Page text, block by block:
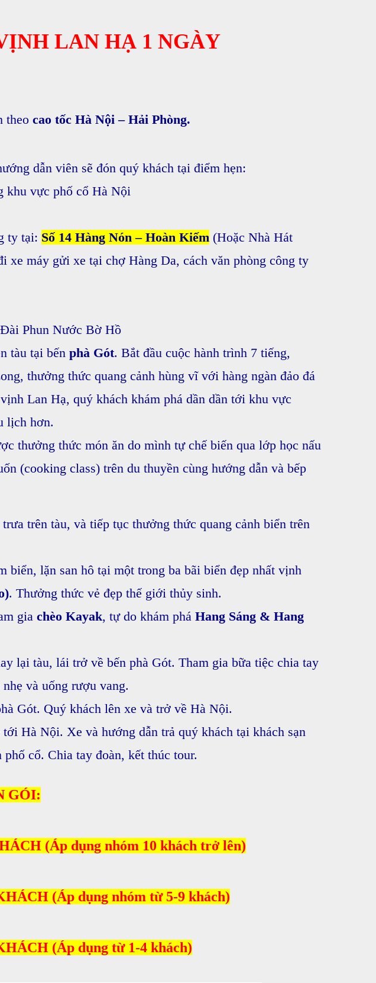
LAN HẠ 1 NGÀY
theo cao tốc Hà Nội – Hải Phòng.
dẫn viên sẽ đón quý khách tại điểm hẹn:
khu vực phố cổ Hà Nội
ty tại: Số 14 Hàng Nón – Hoàn Kiếm (Hoặc Nhà Hát
xe máy gửi xe tại chợ Hàng Da, cách văn phòng công ty
Phun Nước Bờ Hồ
tàu tại bến phà Gót. Bắt đầu cuộc hành trình 7 tiếng,
thưởng thức quang cảnh hùng vĩ với hàng ngàn đảo đá
Lan Hạ, quý khách khám phá dần dần tới khu vực
lịch hơn.
thưởng thức món ăn do mình tự chế biến qua lớp học nấu
(cooking class) trên du thuyền cùng hướng dẫn và bếp
trên tàu, và tiếp tục thưởng thức quang cảnh biển trên
biển, lặn san hô tại một trong ba bãi biển đẹp nhất vịnh
. Thưởng thức vẻ đẹp thế giới thủy sinh.
gia chèo Kayak, tự do khám phá Hang Sáng & Hang
lại tàu, lái trở về bến phà Gót. Tham gia bữa tiệc chia tay
và uống rượu vang.
Gót. Quý khách lên xe và trở về Hà Nội.
tới Hà Nội. Xe và hướng dẫn trả quý khách tại khách sạn
phố cổ. Chia tay đoàn, kết thúc tour.
GÓI:
(Áp dụng nhóm 10 khách trở lên)
(Áp dụng nhóm từ 5-9 khách)
(Áp dụng từ 1-4 khách)